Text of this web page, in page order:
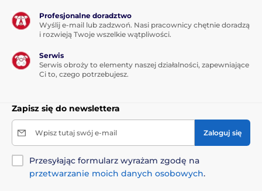
Białko surowe 30,0 %, tłuszcz surowy 4,5 %, wilgotność
17,0 %, popiół surowy 6,5 %, włókno surowe 1,5 %, wapń
1,0 %, fosfor 1,0 %, sód 0,7 %, kwasy tłuszczowe omega-
Dodatki żywieniowe na 1 kg:Witamina C (3a312) 35
Dawkowanie:
Masa psa (kg) Dawka dzienna (szt.)
< 10 kg < 10 szt.
Profesjonalne doradztwo
Wyślij e-mail lub zadzwoń. Nasi pracownicy chętnie doradzą
i rozwieją Twoje wszelkie wątpliwości.
Serwis
Serwis obroży to elementy naszej działalności, zapewniające
Ci to, czego potrzebujesz.
Zapisz się do newslettera
Wpisz tutaj swój e-mail Zaloguj się
Przesyłając formularz wyrażam zgodę na
przetwarzanie moich danych osobowych.